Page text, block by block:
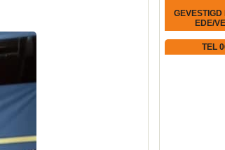
EDE/
TEL